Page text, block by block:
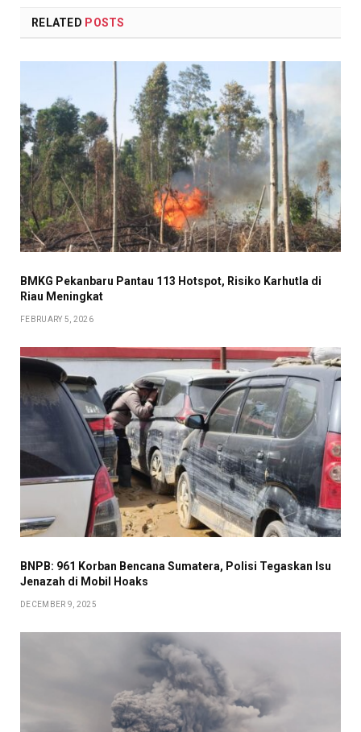
RELATED POSTS
BMKG Pekanbaru Pantau 113 Hotspot, Risiko Karhutla di
Riau Meningkat
FEBRUARY 5, 2026
BNPB: 961 Korban Bencana Sumatera, Polisi Tegaskan Isu
Jenazah di Mobil Hoaks
DECEMBER 9, 2025